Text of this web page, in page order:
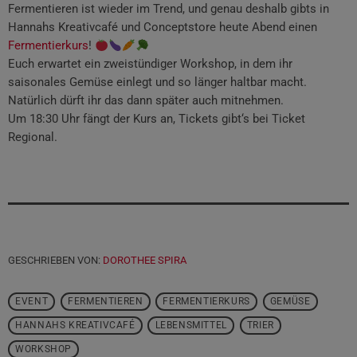
Fermentieren ist wieder im Trend, und genau deshalb gibts in
Hannahs Kreativcafé und Conceptstore heute Abend einen
Fermentierkurs!
Euch erwartet ein zweistündiger Workshop, in dem ihr
saisonales Gemüse einlegt und so länger haltbar macht.
Natürlich dürft ihr das dann später auch mitnehmen.
Um 18:30 Uhr fängt der Kurs an, Tickets gibt‘s bei Ticket
Regional.
GESCHRIEBEN VON: DOROTHEE SPIRA
EVENT FERMENTIEREN FERMENTIERKURS GEMÜSE
HANNAHS KREATIVCAFÉ LEBENSMITTEL TRIER
WORKSHOP